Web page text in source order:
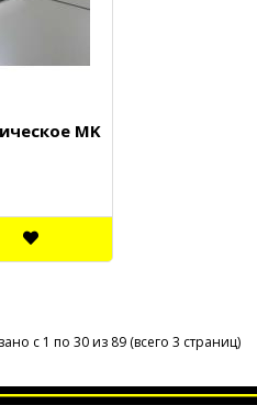
MK
с 1 по 30 из 89 (всего 3 страниц)